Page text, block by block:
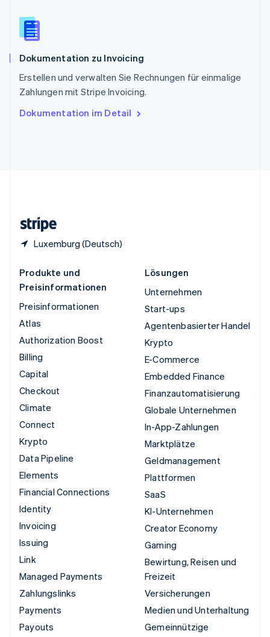
Dokumentation zu Invoicing
Erstellen und verwalten Sie Rechnungen für einmalige
Zahlungen mit Stripe Invoicing.
Dokumentation im Detail
Luxemburg (Deutsch)
English
Spanien
Thailand
Tschechische Republik
English
English
Produkte und
Preisinformationen
Preisinformationen
Atlas
Authorization Boost
Billing
Capital
Checkout
Climate
Connect
Krypto
Data Pipeline
Elements
Financial Connections
Identity
Invoicing
Issuing
Link
Managed Payments
Zahlungslinks
Payments
Payouts
Lösungen
Unternehmen
Start-ups
Agentenbasierter Handel
Krypto
E-Commerce
Embedded Finance
Finanzautomatisierung
Globale Unternehmen
In-App-Zahlungen
Marktplätze
Geldmanagement
Plattformen
SaaS
KI-Unternehmen
Creator Economy
Gaming
Bewirtung, Reisen und
Freizeit
Versicherungen
Medien und Unterhaltung
Gemeinnützige